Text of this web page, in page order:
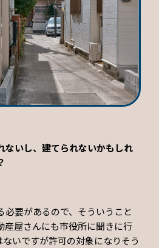
いし、建てられないかもしれ
要があるので、そういうこと
産屋さんにも市役所に聞きに行
ないですが許可の対象になりそう